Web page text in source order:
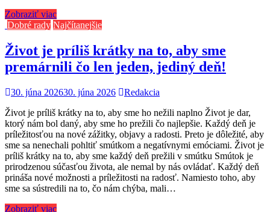
Zobraziť viac
Dobré rady Najčítanejšie
Život je príliš krátky na to, aby sme
premárnili čo len jeden, jediný deň!
30. júna 202630. júna 2026
Redakcia
Život je príliš krátky na to, aby sme ho nežili naplno Život je dar,
ktorý nám bol daný, aby sme ho prežili čo najlepšie. Každý deň je
príležitosťou na nové zážitky, objavy a radosti. Preto je dôležité, aby
sme sa nenechali pohltiť smútkom a negatívnymi emóciami. Život je
príliš krátky na to, aby sme každý deň prežili v smútku Smútok je
prirodzenou súčasťou života, ale nemal by nás ovládať. Každý deň
prináša nové možnosti a príležitosti na radosť. Namiesto toho, aby
sme sa sústredili na to, čo nám chýba, mali…
Zobraziť viac